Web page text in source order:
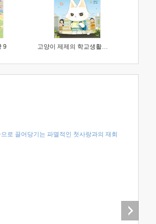
9 고양이 제제의 학교생활 1 : 초등학생이 이렇게 힘들 줄이야
로 끌어당기는 파멸적인 첫사랑과의 재회